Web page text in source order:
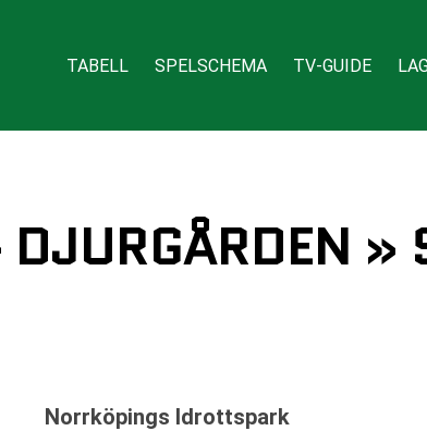
TABELL SPELSCHEMA TV-GUIDE
»
Norrköpings Idrottspark